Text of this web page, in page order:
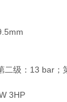
二级：13 bar；
3HP